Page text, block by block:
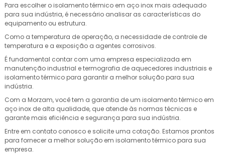
Para escolher o isolamento térmico em aço inox mais adequado
para sua indústria, é necessário analisar as características do
equipamento ou estrutura.
Como a temperatura de operação, a necessidade de controle de
temperatura e a exposição a agentes corrosivos.
É fundamental contar com uma empresa especializada em
manutenção industrial e termografia de aquecedores industriais e
isolamento térmico para garantir a melhor solução para sua
indústria.
Com a Morzam, você tem a garantia de um isolamento térmico em
aço inox de alta qualidade, que atende às normas técnicas e
garante mais eficiência e segurança para sua indústria.
Entre em contato conosco e solicite uma cotação. Estamos prontos
para fornecer a melhor solução em isolamento térmico para sua
empresa.